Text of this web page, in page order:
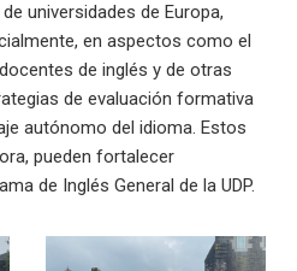
universidades de Europa,
en aspectos como el
de inglés y de otras
de evaluación formativa
autónomo del idioma. Estos
pueden fortalecer
de Inglés General de la UDP.